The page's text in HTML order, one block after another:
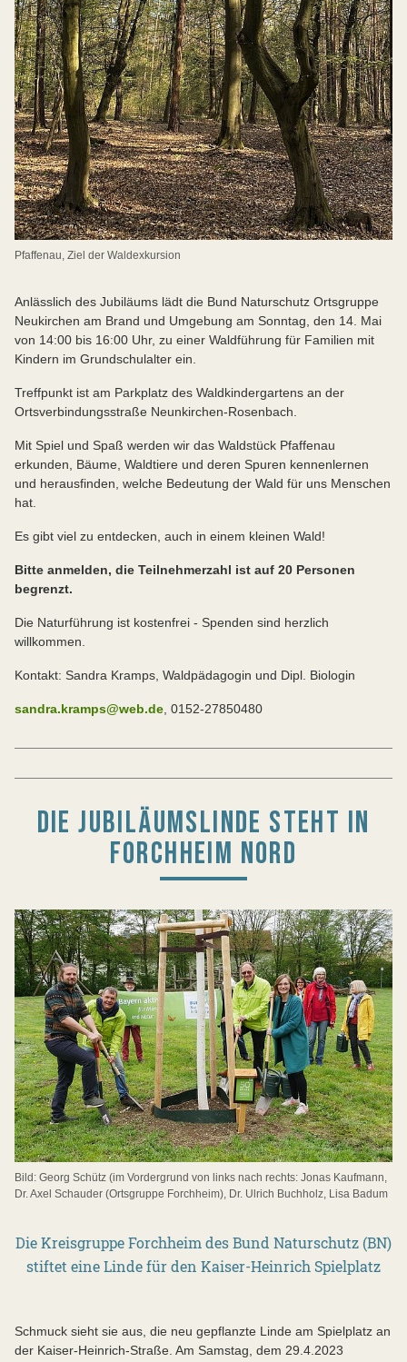
Pfaffenau, Ziel der Waldexkursion
Anlässlich des Jubiläums lädt die Bund Naturschutz Ortsgruppe
Neukirchen am Brand und Umgebung am Sonntag, den 14. Mai
von 14:00 bis 16:00 Uhr, zu einer Waldführung für Familien mit
Kindern im Grundschulalter ein.
Treffpunkt ist am Parkplatz des Waldkindergartens an der
Ortsverbindungsstraße Neunkirchen-Rosenbach.
Mit Spiel und Spaß werden wir das Waldstück Pfaffenau
erkunden, Bäume, Waldtiere und deren Spuren kennenlernen
und herausfinden, welche Bedeutung der Wald für uns Menschen
hat.
Es gibt viel zu entdecken, auch in einem kleinen Wald!
Bitte anmelden, die Teilnehmerzahl ist auf 20 Personen
begrenzt.
Die Naturführung ist kostenfrei - Spenden sind herzlich
willkommen.
Kontakt: Sandra Kramps, Waldpädagogin und Dipl. Biologin
sandra.kramps@web.de , 0152-27850480
DIE JUBILÄUMSLINDE STEHT IN
FORCHHEIM NORD
Bild: Georg Schütz (im Vordergrund von links nach rechts: Jonas Kaufmann,
Dr. Axel Schauder (Ortsgruppe Forchheim), Dr. Ulrich Buchholz, Lisa Badum
Die Kreisgruppe Forchheim des Bund Naturschutz (BN)
stiftet eine Linde für den Kaiser-Heinrich Spielplatz
Schmuck sieht sie aus, die neu gepflanzte Linde am Spielplatz an
der Kaiser-Heinrich-Straße. Am Samstag, dem 29.4.2023